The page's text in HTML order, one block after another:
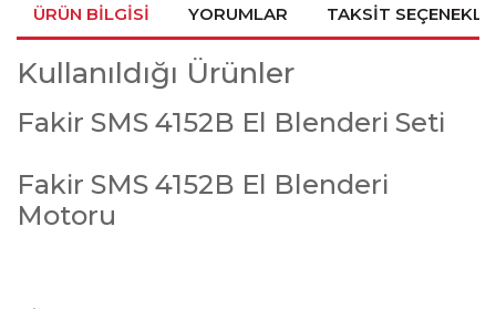
ÜRÜN BILGISI YORUMLAR TAKSIT
Kullanıldığı Ürünler
Fakir SMS 4152B El Blenderi Seti
Fakir SMS 4152B El Blenderi
Motoru